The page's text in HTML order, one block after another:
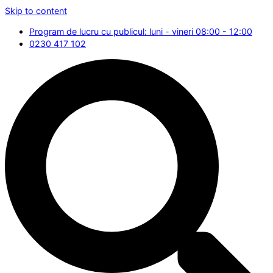
Skip to content
Program de lucru cu publicul: luni - vineri 08:00 - 12:00
0230 417 102